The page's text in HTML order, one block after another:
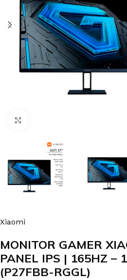
Xiaomi
MONITOR GAMER
PANEL IPS | 165HZ –
(P27FBB-RGGL)